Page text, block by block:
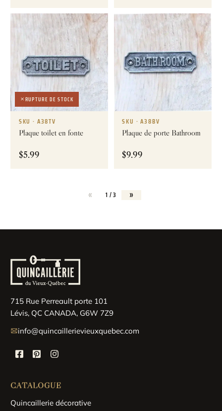
RUPTURE DE STOCK
SKU · A38TV
Plaque toilet en fonte
$5.99
SKU · A38BV
Plaque de porte Bathroom
$9.99
« 1 / 3 »
715 Rue Perreault porte 101
Lévis, QC CANADA, G6W 7Z9
info@quincaillerievieuxquebec.com
CATALOGUE
Quincaillerie décorative